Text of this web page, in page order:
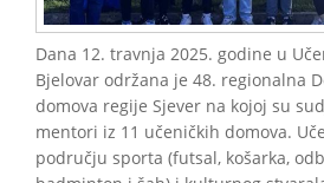
Dana 12. travnja 2025. godine u
Bjelovar održana je 48. regionalna
domova regije Sjever na kojoj su
mentori iz 11 učeničkih domova.
području sporta (futsal, košarka,